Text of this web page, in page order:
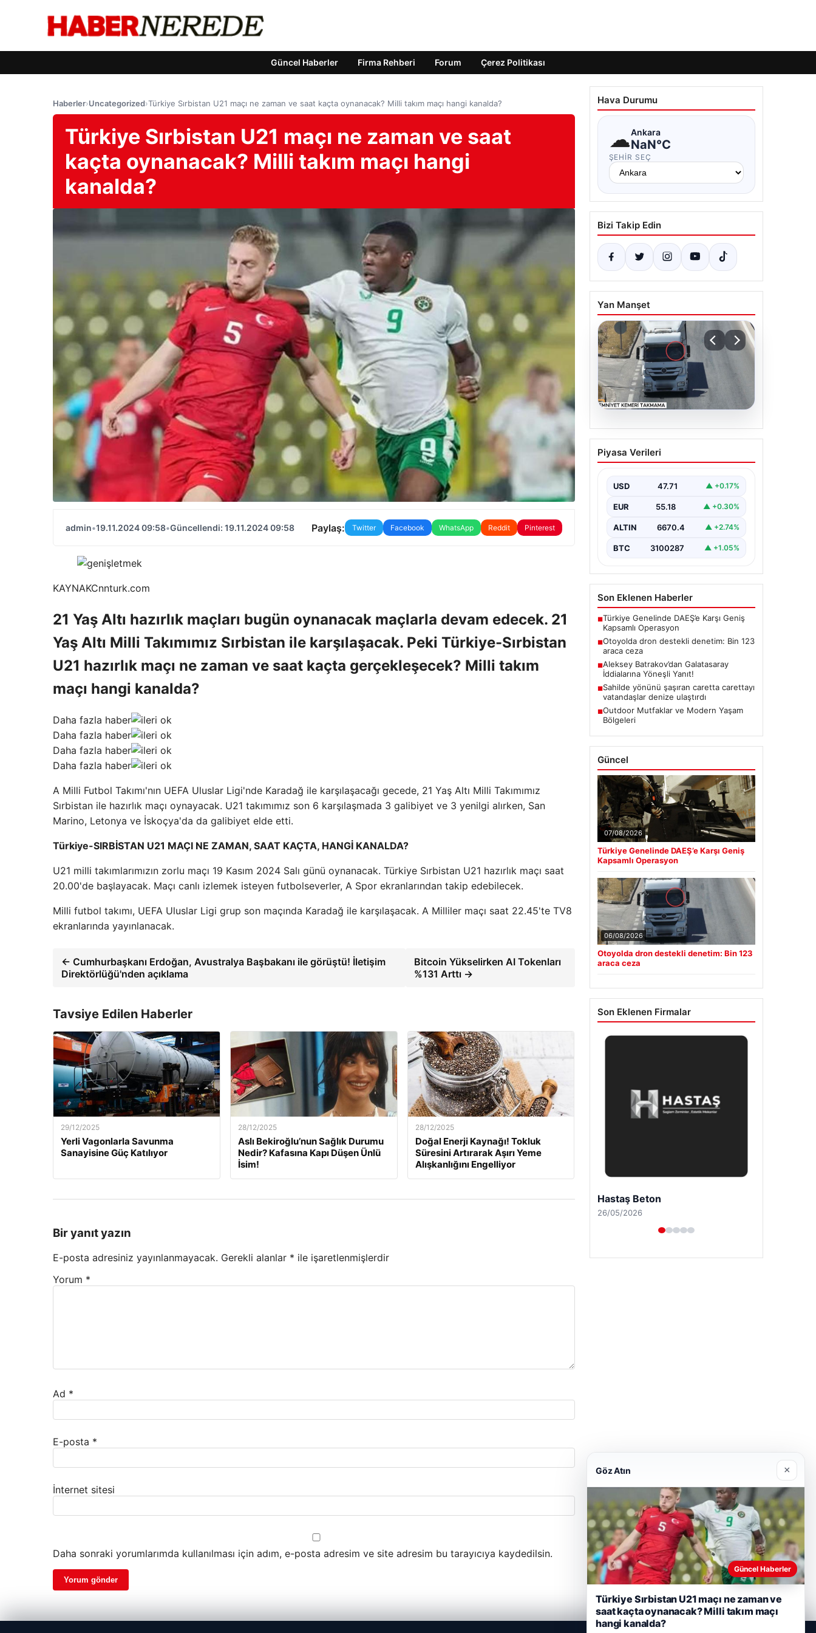
Güncel Haberler Firma Rehberi Forum Çerez Politikası
Haberler›Uncategorized›Türkiye Sırbistan U21 maçı ne zaman ve saat kaçta oynanacak? Milli takım maçı hangi kanalda?
Türkiye Sırbistan U21 maçı ne zaman ve saat
kaçta oynanacak? Milli takım maçı hangi
kanalda?
admin•19.11.2024 09:58•Güncellendi: 19.11.2024 09:58 Paylaş: Twitter Facebook WhatsApp Reddit Pinterest
KAYNAKCnnturk.com
21 Yaş Altı hazırlık maçları bugün oynanacak maçlarla devam edecek. 21
Yaş Altı Milli Takımımız Sırbistan ile karşılaşacak. Peki Türkiye-Sırbistan
U21 hazırlık maçı ne zaman ve saat kaçta gerçekleşecek? Milli takım
maçı hangi kanalda?
Daha fazla haber
Daha fazla haber
Daha fazla haber
Daha fazla haber
A Milli Futbol Takımı'nın UEFA Uluslar Ligi'nde Karadağ ile karşılaşacağı gecede, 21 Yaş Altı Milli Takımımız
Sırbistan ile hazırlık maçı oynayacak. U21 takımımız son 6 karşılaşmada 3 galibiyet ve 3 yenilgi alırken, San
Marino, Letonya ve İskoçya'da da galibiyet elde etti.
Türkiye-SIRBİSTAN U21 MAÇI NE ZAMAN, SAAT KAÇTA, HANGİ KANALDA?
U21 milli takımlarımızın zorlu maçı 19 Kasım 2024 Salı günü oynanacak. Türkiye Sırbistan U21 hazırlık maçı saat
20.00'de başlayacak. Maçı canlı izlemek isteyen futbolseverler, A Spor ekranlarından takip edebilecek.
Milli futbol takımı, UEFA Uluslar Ligi grup son maçında Karadağ ile karşılaşacak. A Milliler maçı saat 22.45'te TV8
ekranlarında yayınlanacak.
← Cumhurbaşkanı Erdoğan, Avustralya Başbakanı ile görüştü! İletişim
Direktörlüğü'nden açıklama
Bitcoin Yükselirken AI Tokenları
%131 Arttı →
Tavsiye Edilen Haberler
29/12/2025
Yerli Vagonlarla Savunma
Sanayisine Güç Katılıyor
28/12/2025
Aslı Bekiroğlu’nun Sağlık Durumu
Nedir? Kafasına Kapı Düşen Ünlü
İsim!
28/12/2025
Doğal Enerji Kaynağı! Tokluk
Süresini Artırarak Aşırı Yeme
Alışkanlığını Engelliyor
Bir yanıt yazın
E-posta adresiniz yayınlanmayacak. Gerekli alanlar * ile işaretlenmişlerdir
Yorum *
Ad *
E-posta *
İnternet sitesi
Daha sonraki yorumlarımda kullanılması için adım, e-posta adresim ve site adresim bu tarayıcıya kaydedilsin.
Hava Durumu
☁Ankara
NaN°C
ŞEHIR SEÇ
Bizi Takip Edin
Yan Manşet
Otoyolda dron destekli
denetim: Bin 123 araca
Piyasa Verileri
USD 47.71 ▲ +0.17%
EUR 55.18 ▲ +0.30%
ALTIN 6670.4 ▲ +2.74%
BTC 3100287 ▲ +1.05%
Son Eklenen Haberler
■Türkiye Genelinde DAEŞ’e Karşı Geniş
Kapsamlı Operasyon
■Otoyolda dron destekli denetim: Bin 123
araca ceza
■Aleksey Batrakov’dan Galatasaray
İddialarına Yöneşli Yanıt!
■Sahilde yönünü şaşıran caretta carettayı
vatandaşlar denize ulaştırdı
■Outdoor Mutfaklar ve Modern Yaşam
Bölgeleri
Güncel
07/08/2026
Türkiye Genelinde DAEŞ’e Karşı Geniş
Kapsamlı Operasyon
06/08/2026
Otoyolda dron destekli denetim: Bin 123
araca ceza
Son Eklenen Firmalar
Prenses Night Club
29/04/2026
Göz Atın ×
Güncel Haberler
Türkiye Sırbistan U21 maçı ne zaman ve
saat kaçta oynanacak? Milli takım maçı
hangi kanalda?